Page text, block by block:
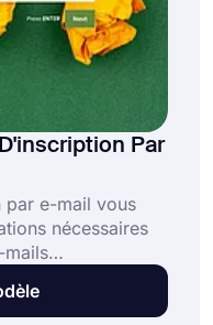
Par
par e-mail vous
nécessaires
mails
Grâce aux
peuvent